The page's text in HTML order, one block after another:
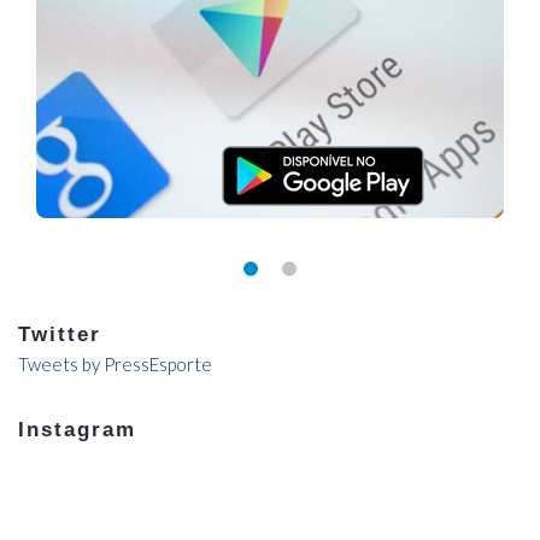
Twitter
Tweets by PressEsporte
Instagram